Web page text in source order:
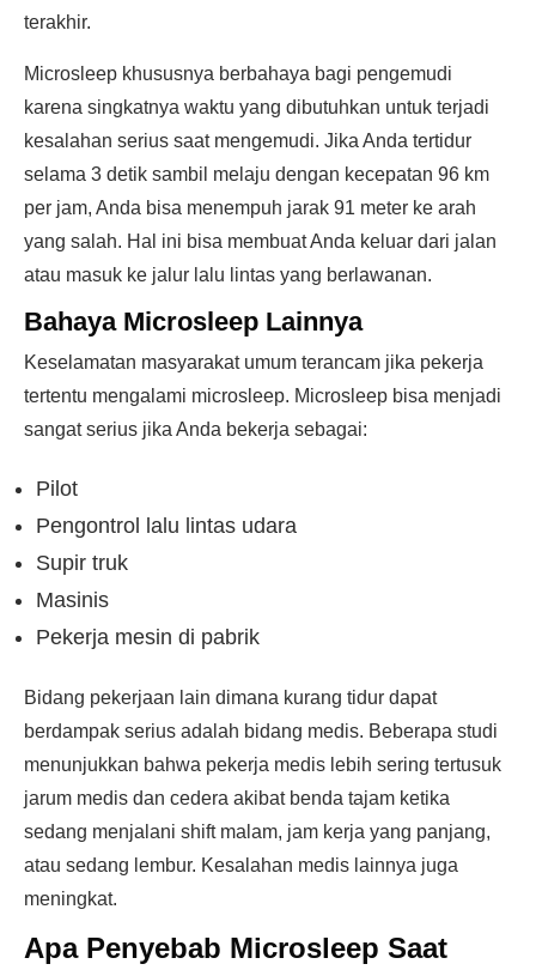
terakhir.
Microsleep khususnya berbahaya bagi pengemudi
karena singkatnya waktu yang dibutuhkan untuk terjadi
kesalahan serius saat mengemudi. Jika Anda tertidur
selama 3 detik sambil melaju dengan kecepatan 96 km
per jam, Anda bisa menempuh jarak 91 meter ke arah
yang salah. Hal ini bisa membuat Anda keluar dari jalan
atau masuk ke jalur lalu lintas yang berlawanan.
Bahaya Microsleep Lainnya
Keselamatan masyarakat umum terancam jika pekerja
tertentu mengalami microsleep. Microsleep bisa menjadi
sangat serius jika Anda bekerja sebagai:
Pilot
Pengontrol lalu lintas udara
Supir truk
Masinis
Pekerja mesin di pabrik
Bidang pekerjaan lain dimana kurang tidur dapat
berdampak serius adalah bidang medis. Beberapa studi
menunjukkan bahwa pekerja medis lebih sering tertusuk
jarum medis dan cedera akibat benda tajam ketika
sedang menjalani shift malam, jam kerja yang panjang,
atau sedang lembur. Kesalahan medis lainnya juga
meningkat.
Apa Penyebab Microsleep Saat